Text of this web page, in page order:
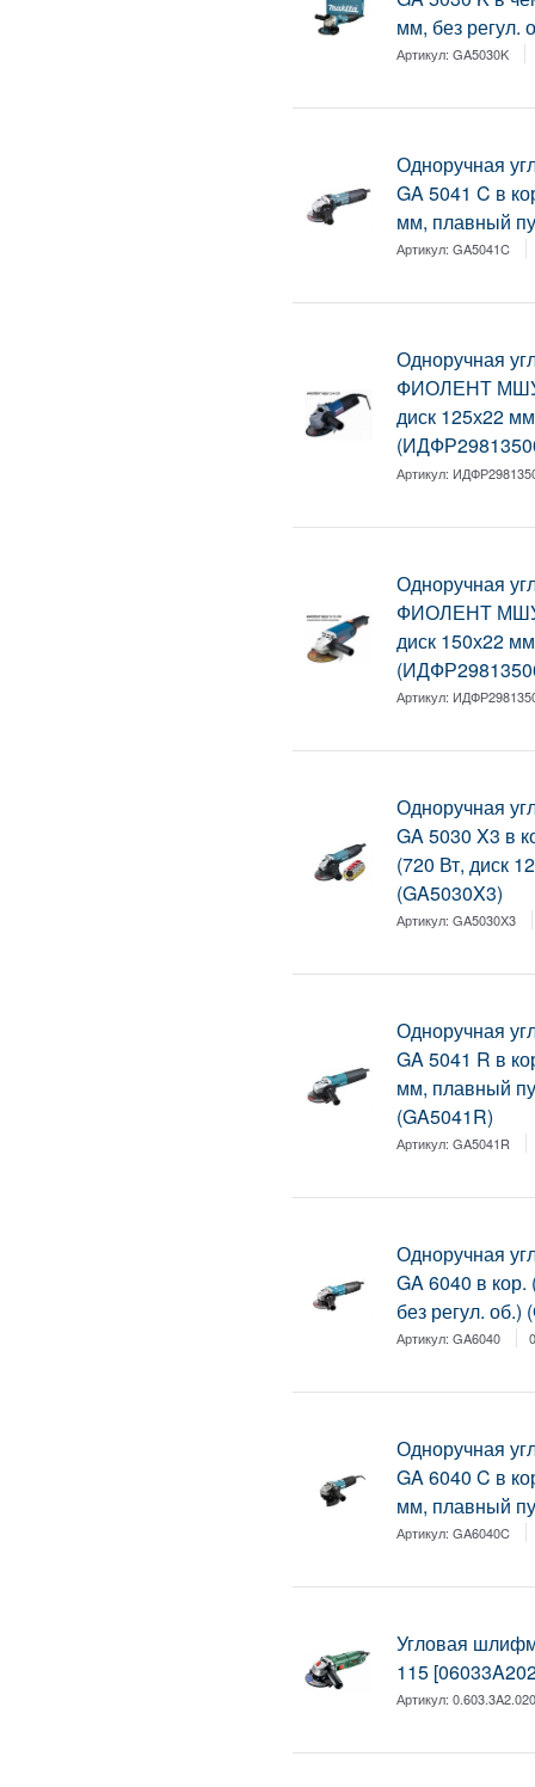
мм, без регул.
Артикул:GA5030K
Одноручная
GA 5041 C в
мм, плавный
Артикул:GA5041C
Одноручная
ФИОЛЕНТ МШУ
диск 125х22
Артикул:
Одноручная
ФИОЛЕНТ МШУ
диск 150х22
Артикул:
Одноручная
GA 5030 X3 в
(720 Вт, диск
(GA5030X3)
Артикул:GA5030X3
Одноручная
GA 5041 R в
мм, плавный
(GA5041R)
Артикул:GA5041R
Одноручная
GA 6040 в
без регул. об.)
Артикул:GA6040
Одноручная
GA 6040 C в
мм, плавный
Артикул:GA6040C
Угловая
115
Артикул: